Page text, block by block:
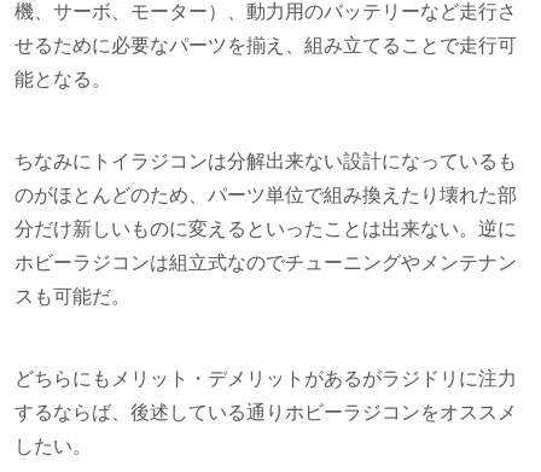
機、サーボ、モーター）、動力用のバッテリーなど走行さ
せるために必要なパーツを揃え、組み立てることで走行可
能となる。
ちなみにトイラジコンは分解出来ない設計になっているも
のがほとんどのため、パーツ単位で組み換えたり壊れた部
分だけ新しいものに変えるといったことは出来ない。逆に
ホビーラジコンは組立式なのでチューニングやメンテナン
スも可能だ。
どちらにもメリット・デメリットがあるがラジドリに注力
するならば、後述している通りホビーラジコンをオススメ
したい。